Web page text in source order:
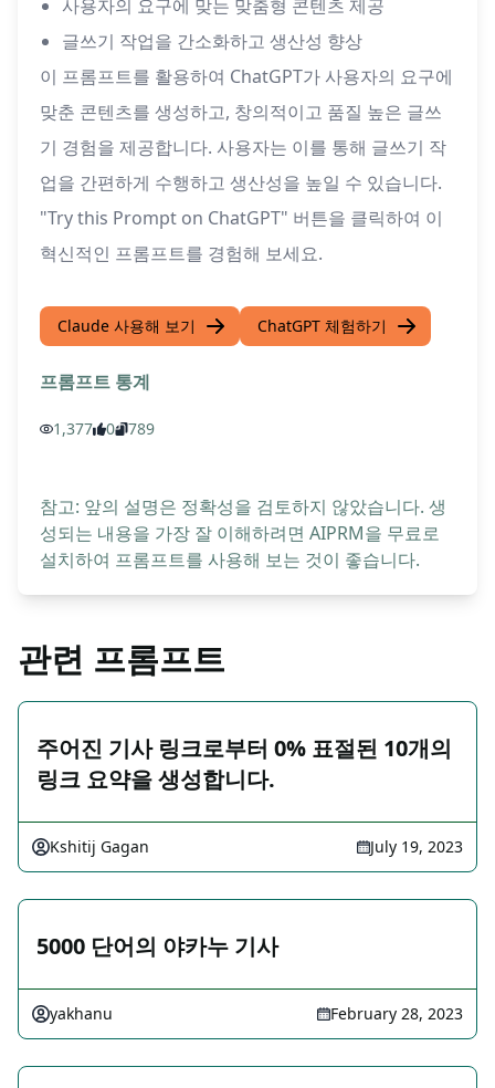
사용자의 요구에 맞는 맞춤형 콘텐츠 제공
글쓰기 작업을 간소화하고 생산성 향상
이 프롬프트를 활용하여 ChatGPT가 사용자의 요구에
맞춘 콘텐츠를 생성하고, 창의적이고 품질 높은 글쓰
기 경험을 제공합니다. 사용자는 이를 통해 글쓰기 작
업을 간편하게 수행하고 생산성을 높일 수 있습니다.
"Try this Prompt on ChatGPT" 버튼을 클릭하여 이
혁신적인 프롬프트를 경험해 보세요.
Claude 사용해 보기 ChatGPT 체험하기
프롬프트 통계
1,377 0 789
참고: 앞의 설명은 정확성을 검토하지 않았습니다. 생
성되는 내용을 가장 잘 이해하려면 AIPRM을 무료로
설치하여 프롬프트를 사용해 보는 것이 좋습니다.
관련 프롬프트
주어진 기사 링크로부터 0% 표절된 10개의
링크 요약을 생성합니다.
Kshitij Gagan July 19, 2023
5000 단어의 야카누 기사
yakhanu February 28, 2023